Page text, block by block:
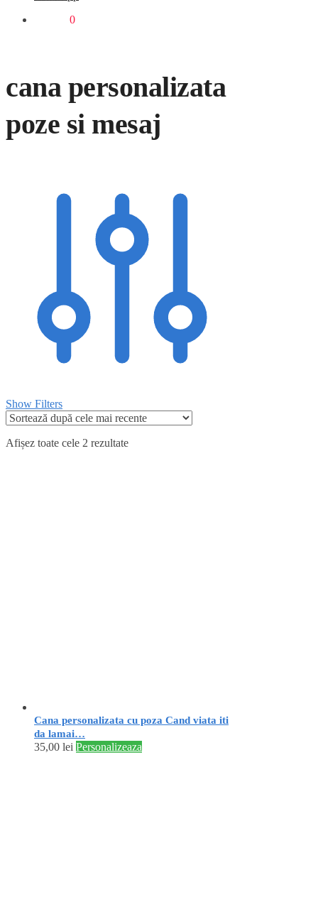
0
cana personalizata
poze si mesaj
Show Filters
Afișez toate cele 2 rezultate
Cana personalizata cu poza Cand viata iti
da lamai…
35,00 lei Personalizeaza